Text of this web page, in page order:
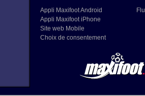
Appli Maxifoot Android
Appli Maxifoot iPhone
Site web Mobile
Choix de consentement